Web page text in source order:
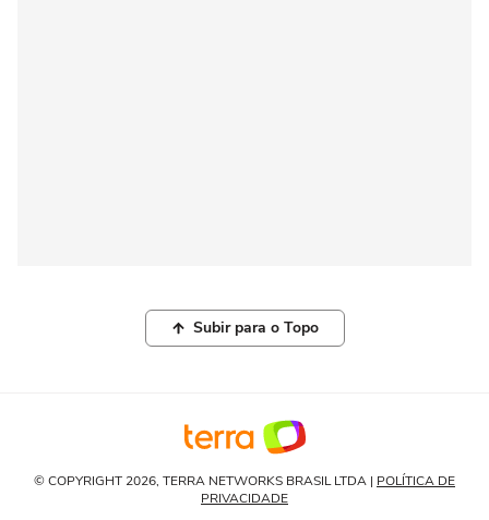
Subir para o Topo
© COPYRIGHT 2026, TERRA NETWORKS BRASIL LTDA | POLÍTICA DE
PRIVACIDADE